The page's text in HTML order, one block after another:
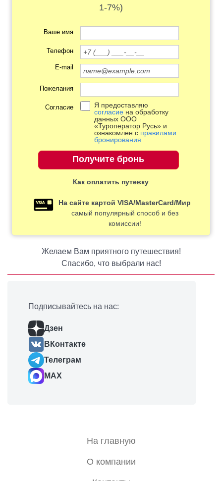
1-7%)
Ваше имя
Телефон
E-mail
Пожелания
Согласие
Я предоставляю
согласие на обработку
данных ООО
«Туроператор Русь» и
ознакомлен с правилами
бронирования
Как оплатить путевку
На сайте картой VISA/MasterCard/Мир
самый популярный способ и без
комиссии!
Желаем Вам приятного путешествия!
Спасибо, что выбрали нас!
Подписывайтесь на нас:
Дзен
ВКонтакте
Телеграм
MAX
На главную
О компании